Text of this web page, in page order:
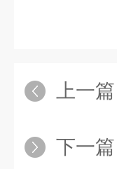
上一篇
下一篇